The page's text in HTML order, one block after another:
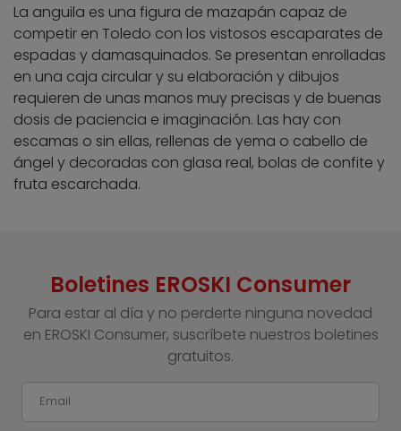
La anguila es una figura de mazapán capaz de
competir en Toledo con los vistosos escaparates de
espadas y damasquinados. Se presentan enrolladas
en una caja circular y su elaboración y dibujos
requieren de unas manos muy precisas y de buenas
dosis de paciencia e imaginación. Las hay con
escamas o sin ellas, rellenas de yema o cabello de
ángel y decoradas con glasa real, bolas de confite y
fruta escarchada.
Boletines EROSKI Consumer
Para estar al día y no perderte ninguna novedad
en EROSKI Consumer, suscríbete nuestros boletines
gratuitos.